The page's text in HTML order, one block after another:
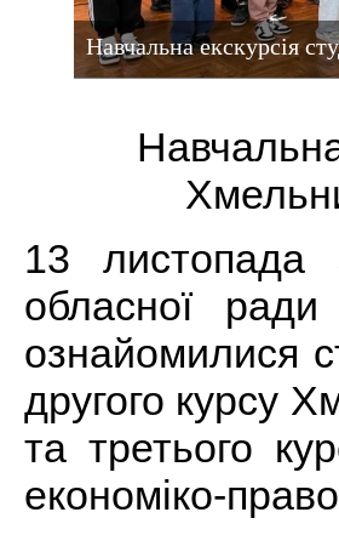
Навчальна екскурсія
13 листопада
обласної ради
ознайомилися
другого курсу
та третього
економіко-